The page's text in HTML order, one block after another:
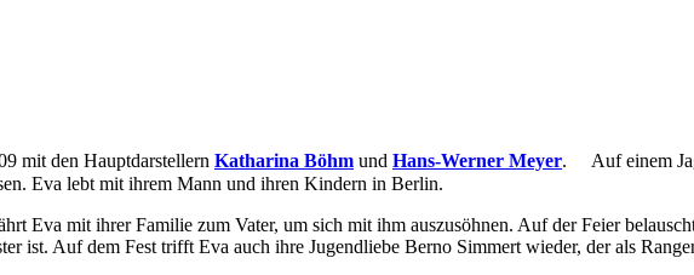
mit den Hauptdarstellern Katharina Böhm und Hans-Werner Meyer. Auf einem
Eva lebt mit ihrem Mann und ihren Kindern in Berlin.
Eva mit ihrer Familie zum Vater, um sich mit ihm auszusöhnen. Auf der Feier
ist. Auf dem Fest trifft Eva auch ihre Jugendliebe Berno Simmert wieder, der als